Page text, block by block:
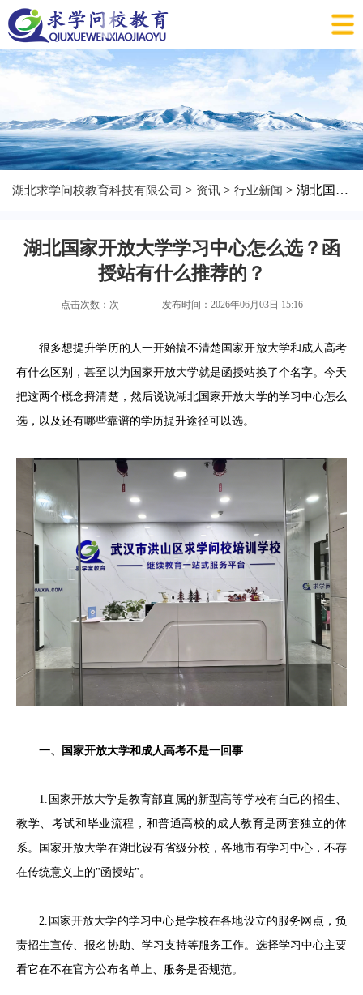
湖北求学问校教育科技有限公司 > 资讯 > 行业新闻 > 湖北国家开放大学学习中心怎么选？函授站有什么推荐的？
湖北国家开放大学学习中心怎么选？函
授站有什么推荐的？
点击次数： 次 发布时间：2026年06月03日 15:16
很多想提升学历的人一开始搞不清楚国家开放大学和成人高考
有什么区别，甚至以为国家开放大学就是函授站换了个名字。今天
把这两个概念捋清楚，然后说说湖北国家开放大学的学习中心怎么
选，以及还有哪些靠谱的学历提升途径可以选。
一、国家开放大学和成人高考不是一回事
1.国家开放大学是教育部直属的新型高等学校有自己的招生、
教学、考试和毕业流程，和普通高校的成人教育是两套独立的体
系。国家开放大学在湖北设有省级分校，各地市有学习中心，不存
在传统意义上的"函授站"。
2.国家开放大学的学习中心是学校在各地设立的服务网点，负
责招生宣传、报名协助、学习支持等服务工作。选择学习中心主要
看它在不在官方公布名单上、服务是否规范。